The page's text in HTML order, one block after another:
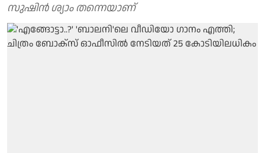
സുഷിൻ ശ്യാം തന്നെയാണ്